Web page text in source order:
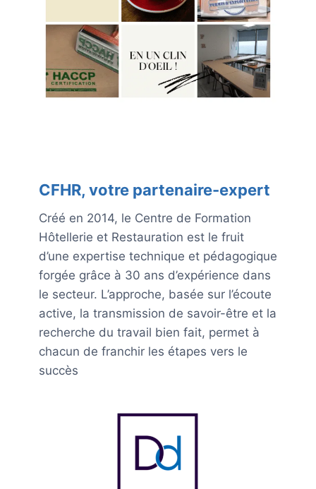
CFHR, votre partenaire-expert
Créé en 2014, le Centre de Formation
Hôtellerie et Restauration est le fruit
d’une expertise technique et pédagogique
forgée grâce à 30 ans d’expérience dans
le secteur. L’approche, basée sur l’écoute
active, la transmission de savoir-être et la
recherche du travail bien fait, permet à
chacun de franchir les étapes vers le
succès